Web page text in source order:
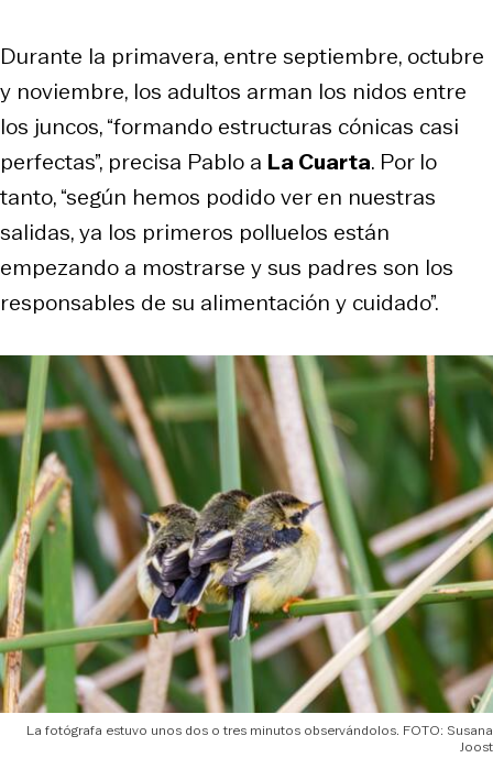
Durante la primavera, entre septiembre, octubre
y noviembre, los adultos arman los nidos entre
los juncos, “formando estructuras cónicas casi
perfectas”, precisa Pablo a La Cuarta. Por lo
tanto, “según hemos podido ver en nuestras
salidas, ya los primeros polluelos están
empezando a mostrarse y sus padres son los
responsables de su alimentación y cuidado”.
La fotógrafa estuvo unos dos o tres minutos observándolos. FOTO: Susana
Joost